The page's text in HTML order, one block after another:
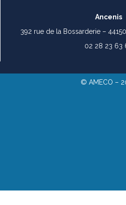
Ancenis
392 rue de la Bossarderie –
02 28 23 63
© AMECO –